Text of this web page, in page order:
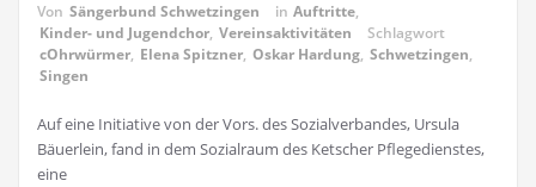
Von Sängerbund Schwetzingen in Auftritte,
Kinder- und Jugendchor, Vereinsaktivitäten
Schlagwort
cOhrwürmer, Elena Spitzner, Oskar Hardung, Schwetzingen,
Singen
Auf eine Initiative von der Vors. des Sozialverbandes, Ursula
Bäuerlein, fand in dem Sozialraum des Ketscher Pflegedienstes,
eine